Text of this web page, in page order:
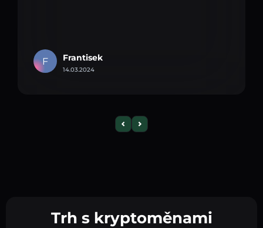
F Frantisek
14.03.2024
Trh s kryptoměnami